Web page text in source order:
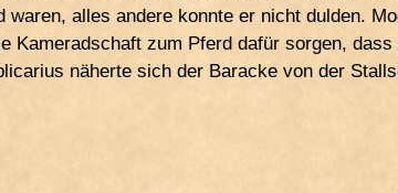
waren, alles andere konnte er nicht dulden.
Kameradschaft zum Pferd dafür sorgen,
näherte sich der Baracke von der